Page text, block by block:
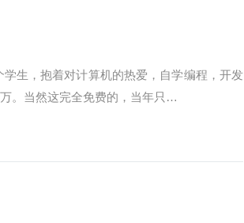
生，抱着对计算机的热爱，自学编程，开发
。当然这完全免费的，当年只…